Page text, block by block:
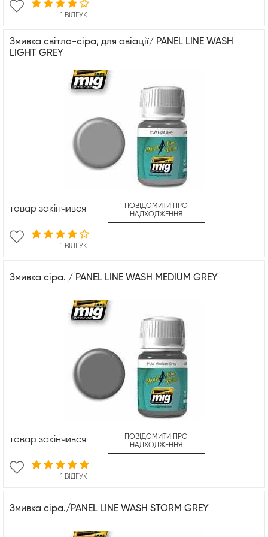
1 ВІДГУК
Змивка світло-сіра, для авіації/ PANEL LINE WASH
LIGHT GREY
1 ВІДГУК
товар закінчився
ПОВІДОМИТИ ПРО
НАДХОДЖЕННЯ
Змивка сіра. / PANEL LINE WASH MEDIUM GREY
1 ВІДГУК
товар закінчився
ПОВІДОМИТИ ПРО
НАДХОДЖЕННЯ
Змивка сіра./PANEL LINE WASH STORM GREY